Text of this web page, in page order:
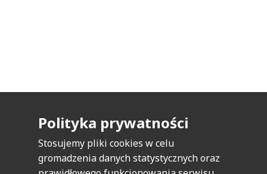
Europejskie Regionalne Centrum
Ekohydrologii Polskiej Akademii Nauk
ul. Tylna 3, 90-364 Łódź | Tel: +48 42 681 70
Polityka prywatności
Stosujemy pliki cookies w celu
gromadzenia danych statystycznych oraz